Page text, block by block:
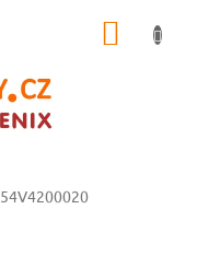
54V4200020